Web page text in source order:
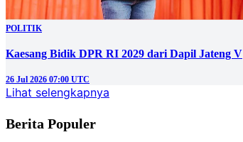
POLITIK
Kaesang Bidik DPR RI 2029 dari Dapil Jateng V
26 Jul 2026 07:00 UTC
Lihat selengkapnya
Berita Populer